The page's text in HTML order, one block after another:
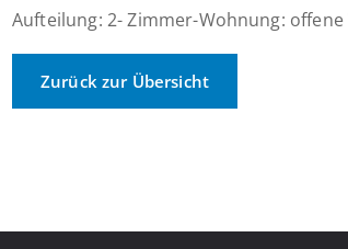
Aufteilung: 2- Zimmer-Wohnung:
Zurück zur Übersicht